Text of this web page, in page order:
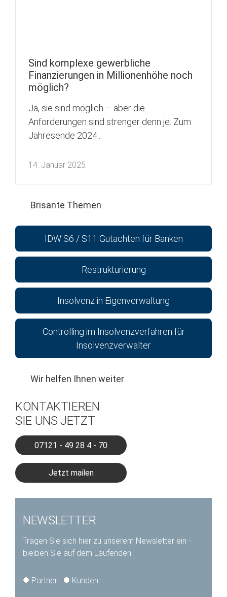
Sind komplexe gewerbliche
Finanzierungen in Millionenhöhe noch
möglich?
Ja, sie sind möglich – aber die
Anforderungen sind strenger denn je. Zum
Jahresende 2024...
14. Januar 2025
Brisante Themen
IDW S6 / S11 Gutachten für Banken
Restrukturierung
Insolvenz in Eigenverwaltung
Controlling im Insolvenzverfahren für
Insolvenzverwalter
Wir helfen Ihnen weiter
KONTAKTIEREN
SIE UNS JETZT
07121 - 49 28 4 - 70
Jetzt mailen
NEWSLETTER
Tragen Sie sich hier zu unserem Newsletter ein -
bleiben Sie auf dem Laufenden.
type*Partner Kunden